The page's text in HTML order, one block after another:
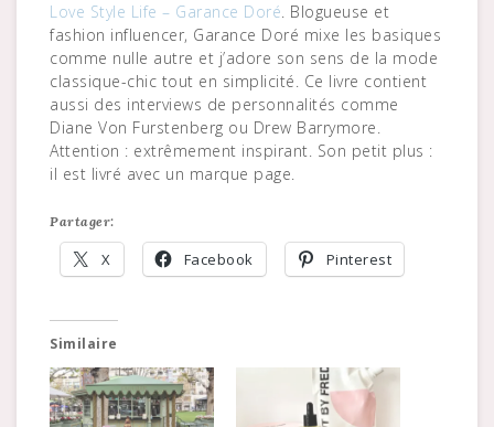
Love Style Life – Garance Doré. Blogueuse et
fashion influencer, Garance Doré mixe les basiques
comme nulle autre et j’adore son sens de la mode
classique-chic tout en simplicité. Ce livre contient
aussi des interviews de personnalités comme
Diane Von Furstenberg ou Drew Barrymore.
Attention : extrêmement inspirant. Son petit plus :
il est livré avec un marque page.
Partager:
X Facebook Pinterest
Similaire